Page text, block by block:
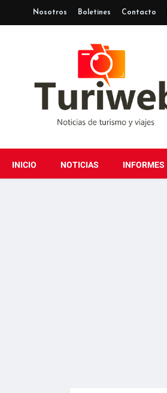
Nosotros Boletines Contacto
INICIO NOTICIAS INFORMES